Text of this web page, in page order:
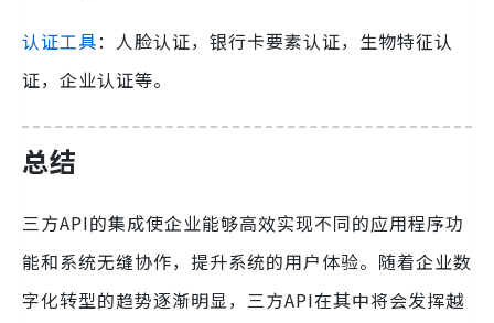
认证工具：人脸认证，银行卡要素认证，生物特征认
证，企业认证等。
总结
三方API的集成使企业能够高效实现不同的应用程序功
能和系统无缝协作，提升系统的用户体验。随着企业数
字化转型的趋势逐渐明显，三方API在其中将会发挥越